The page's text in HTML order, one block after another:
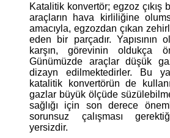
Katalitik konvertör; egzoz çıkış
araçların hava kirliliğine
amacıyla, egzozdan çıkan
eden bir parçadır. Yapısının
karşın, görevinin oldukça
Günümüzde araçlar düşük
dizayn edilmektedirler. Bu
katalitik konvertörün de
gazlar büyük ölçüde
sağlığı için son derece
sorunsuz çalışması
yersizdir.